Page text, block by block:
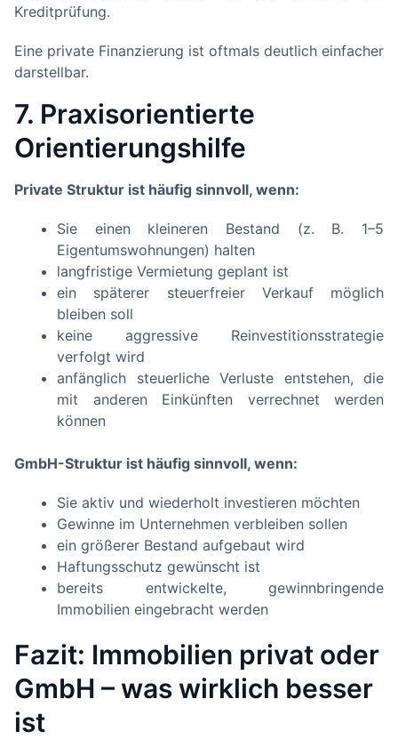
Kreditprüfung.
Eine private Finanzierung ist oftmals deutlich einfacher
darstellbar.
7. Praxisorientierte
Orientierungshilfe
Private Struktur ist häufig sinnvoll, wenn:
Sie einen kleineren Bestand (z. B. 1–5
Eigentumswohnungen) halten
langfristige Vermietung geplant ist
ein späterer steuerfreier Verkauf möglich
bleiben soll
keine aggressive Reinvestitionsstrategie
verfolgt wird
anfänglich steuerliche Verluste entstehen, die
mit anderen Einkünften verrechnet werden
können
GmbH-Struktur ist häufig sinnvoll, wenn:
Sie aktiv und wiederholt investieren möchten
Gewinne im Unternehmen verbleiben sollen
ein größerer Bestand aufgebaut wird
Haftungsschutz gewünscht ist
bereits entwickelte, gewinnbringende
Immobilien eingebracht werden
Fazit: Immobilien privat oder
GmbH – was wirklich besser
ist